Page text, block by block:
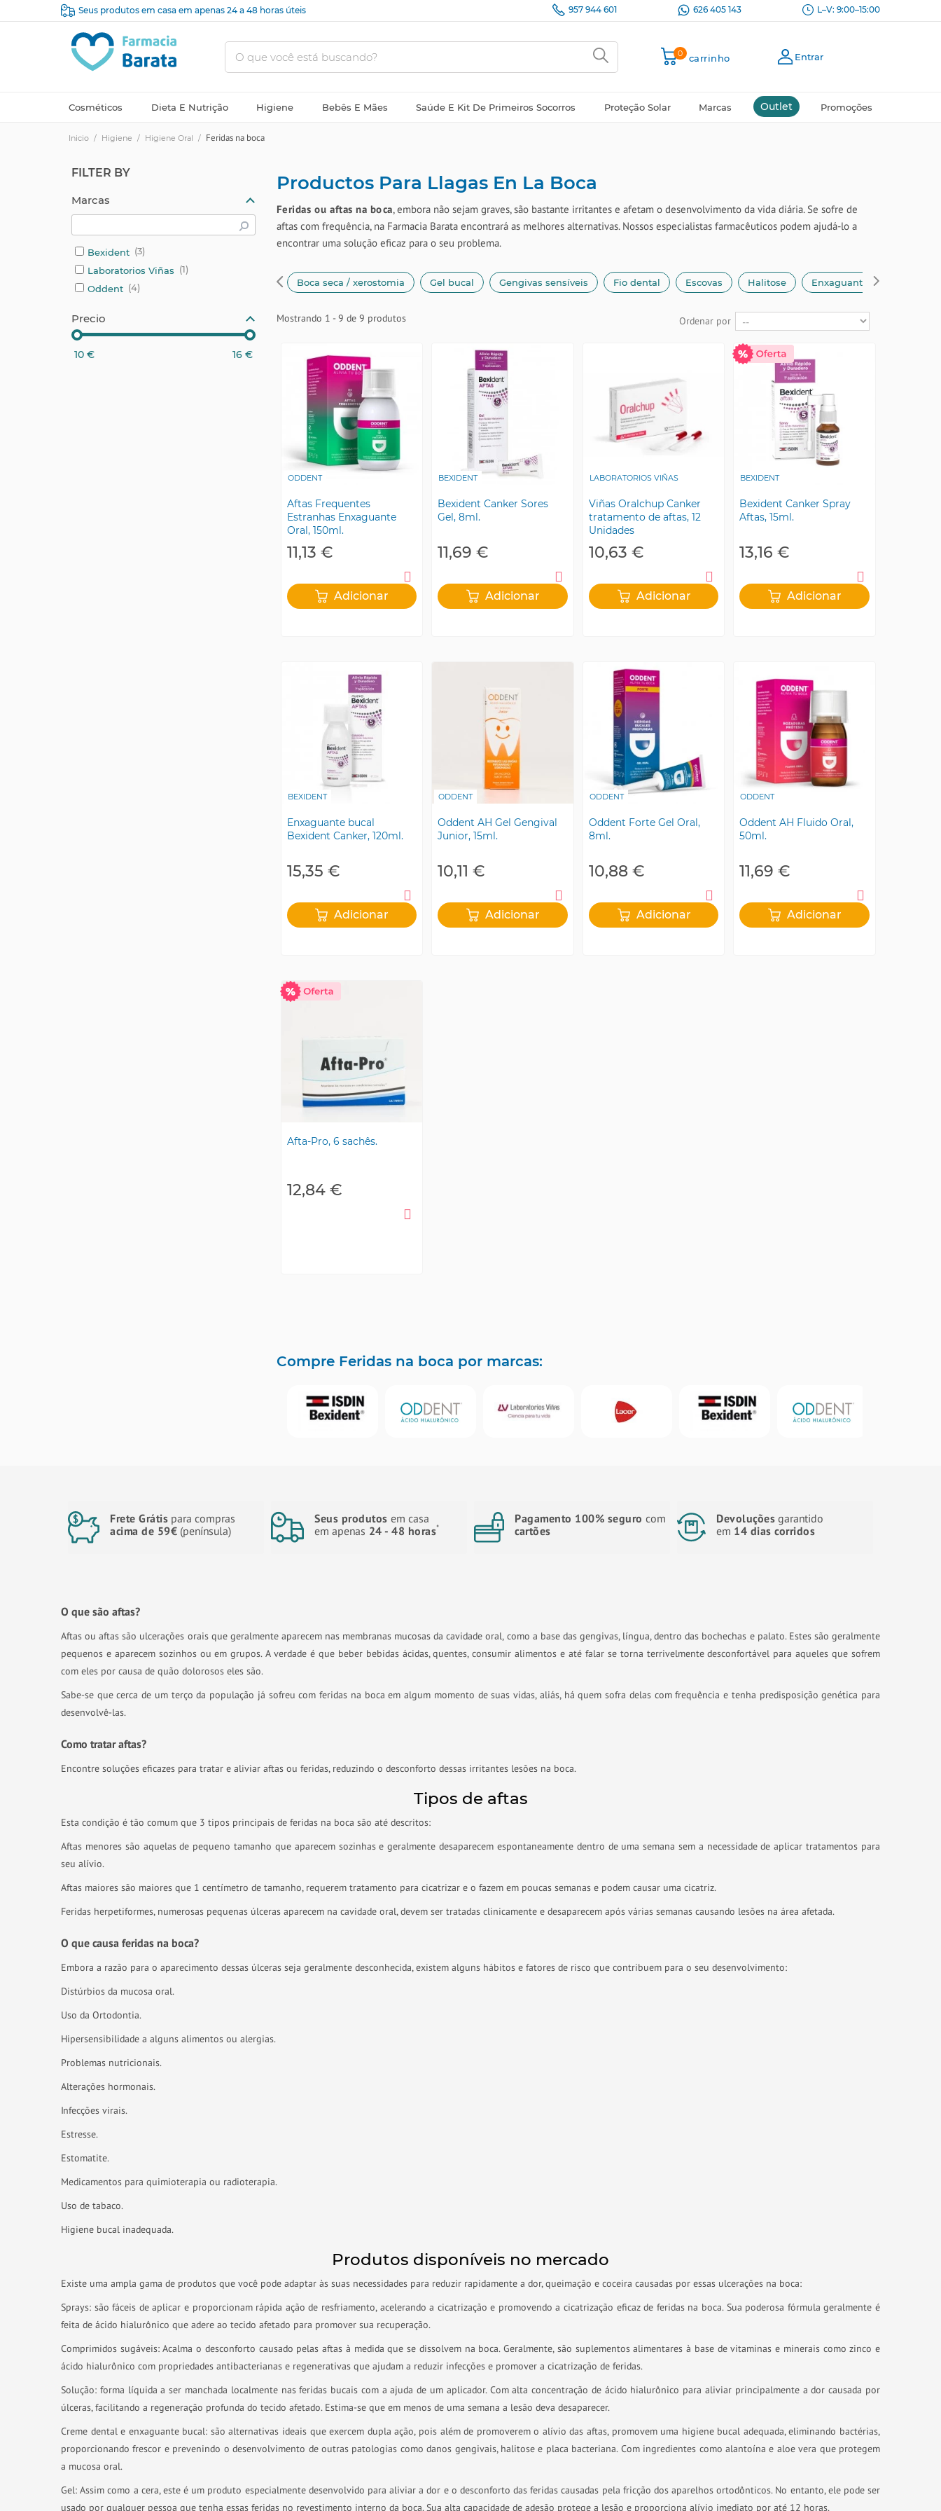
Seus produtos em casa em apenas 24 a 48 horas úteis 957 944 601 626 405 143 L–V: 9:00–15:00
0 carrinho Entrar
Cosméticos Dieta E Nutrição Higiene Bebês E Mães Saúde E Kit De Primeiros Socorros Proteção Solar Marcas Outlet Promoções
Inicio / Higiene / Higiene Oral / Feridas na boca
FILTER BY
Marcas
Bexident
3
Laboratorios Viñas
1
Oddent
4
Precio
10 € 16€
Productos Para Llagas En La Boca
Feridas ou aftas na boca, embora não sejam graves, são bastante irritantes e afetam o desenvolvimento da vida diária. Se sofre de
aftas com frequência, na Farmacia Barata encontrará as melhores alternativas. Nossos especialistas farmacêuticos podem ajudá-lo a
encontrar uma solução eficaz para o seu problema.
Pastas dentífricas Boca seca / xerostomia Gel bucal Gengivas sensíveis Fio dental Escovas Halitose Enxaguantes bucais e
Mostrando 1 - 9 de 9 produtos Ordenar por
ODDENT
Aftas Frequentes
Estranhas Enxaguante
Oral, 150ml.
11,13 €
Adicionar
BEXIDENT
Bexident Canker Sores
Gel, 8ml.
11,69 €
Adicionar
LABORATORIOS VIÑAS
Viñas Oralchup Canker
tratamento de aftas, 12
Unidades
10,63 €
Adicionar
BEXIDENT
Bexident Canker Spray
Aftas, 15ml.
13,16 €
Adicionar
BEXIDENT
Enxaguante bucal
Bexident Canker, 120ml.
15,35 €
Adicionar
ODDENT
Oddent AH Gel Gengival
Junior, 15ml.
10,11 €
Adicionar
ODDENT
Oddent Forte Gel Oral,
8ml.
10,88 €
Adicionar
ODDENT
Oddent AH Fluido Oral,
50ml.
11,69 €
Adicionar
Afta-Pro, 6 sachês.
12,84 €
Compre Feridas na boca por marcas:
Frete Grátis para compras
acima de 59€ (península)
Seus produtos em casa
em apenas 24 - 48 horas*
Pagamento 100% seguro com
cartões
Devoluções garantido
em 14 dias corridos
O que são aftas?
Aftas ou aftas são ulcerações orais que geralmente aparecem nas membranas mucosas da cavidade oral, como a base das gengivas, língua, dentro das bochechas e palato. Estes são geralmente
pequenos e aparecem sozinhos ou em grupos. A verdade é que beber bebidas ácidas, quentes, consumir alimentos e até falar se torna terrivelmente desconfortável para aqueles que sofrem
com eles por causa de quão dolorosos eles são.
Sabe-se que cerca de um terço da população já sofreu com feridas na boca em algum momento de suas vidas, aliás, há quem sofra delas com frequência e tenha predisposição genética para
desenvolvê-las.
Como tratar aftas?
Encontre soluções eficazes para tratar e aliviar aftas ou feridas, reduzindo o desconforto dessas irritantes lesões na boca.
Tipos de aftas
Esta condição é tão comum que 3 tipos principais de feridas na boca são até descritos:
Aftas menores são aquelas de pequeno tamanho que aparecem sozinhas e geralmente desaparecem espontaneamente dentro de uma semana sem a necessidade de aplicar tratamentos para
seu alívio.
Aftas maiores são maiores que 1 centímetro de tamanho, requerem tratamento para cicatrizar e o fazem em poucas semanas e podem causar uma cicatriz.
Feridas herpetiformes, numerosas pequenas úlceras aparecem na cavidade oral, devem ser tratadas clinicamente e desaparecem após várias semanas causando lesões na área afetada.
O que causa feridas na boca?
Embora a razão para o aparecimento dessas úlceras seja geralmente desconhecida, existem alguns hábitos e fatores de risco que contribuem para o seu desenvolvimento:
Distúrbios da mucosa oral.
Uso da Ortodontia.
Hipersensibilidade a alguns alimentos ou alergias.
Problemas nutricionais.
Alterações hormonais.
Infecções virais.
Estresse.
Estomatite.
Medicamentos para quimioterapia ou radioterapia.
Uso de tabaco.
Higiene bucal inadequada.
Produtos disponíveis no mercado
Existe uma ampla gama de produtos que você pode adaptar às suas necessidades para reduzir rapidamente a dor, queimação e coceira causadas por essas ulcerações na boca:
Sprays: são fáceis de aplicar e proporcionam rápida ação de resfriamento, acelerando a cicatrização e promovendo a cicatrização eficaz de feridas na boca. Sua poderosa fórmula geralmente é
feita de ácido hialurônico que adere ao tecido afetado para promover sua recuperação.
Comprimidos sugáveis: Acalma o desconforto causado pelas aftas à medida que se dissolvem na boca. Geralmente, são suplementos alimentares à base de vitaminas e minerais como zinco e
ácido hialurônico com propriedades antibacterianas e regenerativas que ajudam a reduzir infecções e promover a cicatrização de feridas.
Solução: forma líquida a ser manchada localmente nas feridas bucais com a ajuda de um aplicador. Com alta concentração de ácido hialurônico para aliviar principalmente a dor causada por
úlceras, facilitando a regeneração profunda do tecido afetado. Estima-se que em menos de uma semana a lesão deva desaparecer.
Creme dental e enxaguante bucal: são alternativas ideais que exercem dupla ação, pois além de promoverem o alívio das aftas, promovem uma higiene bucal adequada, eliminando bactérias,
proporcionando frescor e prevenindo o desenvolvimento de outras patologias como danos gengivais, halitose e placa bacteriana. Com ingredientes como alantoína e aloe vera que protegem
a mucosa oral.
Gel: Assim como a cera, este é um produto especialmente desenvolvido para aliviar a dor e o desconforto das feridas causadas pela fricção dos aparelhos ortodônticos. No entanto, ele pode ser
usado por qualquer pessoa que tenha essas feridas no revestimento interno da boca. Sua alta capacidade de adesão protege a lesão e proporciona alívio imediato por até 12 horas.